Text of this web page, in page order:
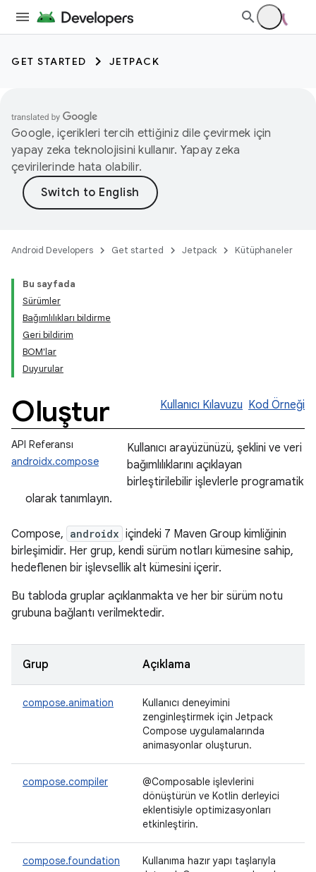
GET STARTED JETPACK
Google, içerikleri tercih ettiğiniz dile çevirmek için
yapay zeka teknolojisini kullanır. Yapay zeka
çevirilerinde hata olabilir.
Android Developers Get started Jetpack Kütüphaneler
Bu sayfada
Sürümler
Bağımlılıkları bildirme
Geri bildirim
BOM'lar
Duyurular
Oluştur Kullanıcı Kılavuzu Kod Örneği
API Referansı
androidx.compose
Kullanıcı arayüzünüzü, şeklini ve veri
bağımlılıklarını açıklayan
birleştirilebilir işlevlerle programatik
olarak tanımlayın.
Compose, androidx içindeki 7 Maven Group kimliğinin
birleşimidir. Her grup, kendi sürüm notları kümesine sahip,
hedeflenen bir işlevsellik alt kümesini içerir.
Bu tabloda gruplar açıklanmakta ve her bir sürüm notu
grubuna bağlantı verilmektedir.
Grup Açıklama
compose.animation
Kullanıcı deneyimini
zenginleştirmek için Jetpack
Compose uygulamalarında
animasyonlar oluşturun.
compose.compiler
@Composable işlevlerini
dönüştürün ve Kotlin derleyici
eklentisiyle optimizasyonları
etkinleştirin.
compose.foundation
Kullanıma hazır yapı taşlarıyla